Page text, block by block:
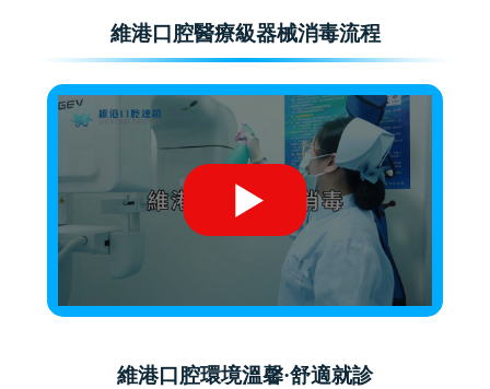
維港口腔醫療級器械消毒流程
維港口腔環境溫馨·舒適就診